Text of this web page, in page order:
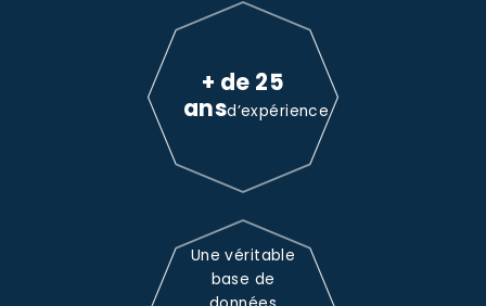
+ de 25
ansd’expérience
Une véritable
base de